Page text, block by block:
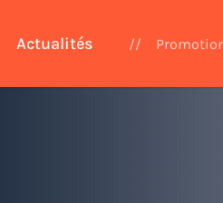
Actualités //